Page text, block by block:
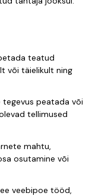
teatud
või täielikult ning
tegevus peatada või
tellimused
mahtu,
osutamine või
veebipoe tööd,